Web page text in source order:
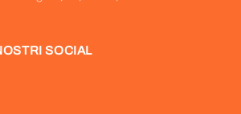
SOCIAL